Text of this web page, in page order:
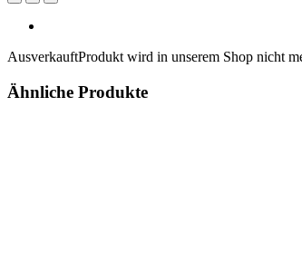
AusverkauftProdukt wird in unserem Shop nicht
Ähnliche Produkte